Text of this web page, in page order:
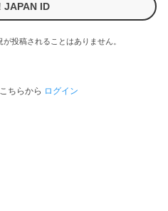
JAPAN ID
投稿されることはありません。
ちらから ログイン